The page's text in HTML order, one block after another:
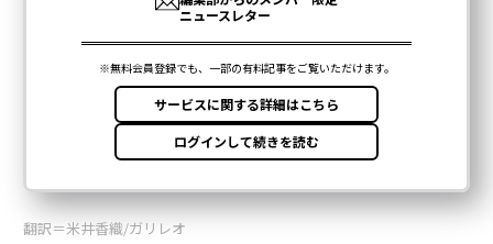
翻訳＝米井香織/ガリレオ